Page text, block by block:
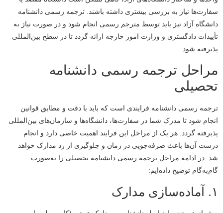
سفارت‌ها نیاز به بررسی بیشتری داشته باشند. ترجمه رسمی دانشنامه
دانشگاه آزاد نیز باید توسط مترجم رسمی انجام شود و در صورت نیاز به
تأییدات دادگستری و وزارت امور خارجه ارائه گردد تا در سطح بین‌المللی
پذیرفته شود.
مراحل ترجمه رسمی دانشنامه
تحصیلی
ترجمه رسمی دانشنامه فرایندی است که باید با دقت و مطابق قوانین
انجام شود تا مدرک شما در سفارت‌ها، دانشگاه‌ها و سازمان‌های بین‌المللی
پذیرفته گردد. هر یک از مراحل این فرایند اهمیت خاصی دارد و انجام
درست آن‌ها باعث صرفه‌جویی در زمان و جلوگیری از رد مدارک خواهد
شد. در ادامه مراحل ترجمه رسمی دانشنامه تحصیلی را به‌صورت
گام‌به‌گام توضیح داده‌ایم:
۱. آماده‌سازی مدارک